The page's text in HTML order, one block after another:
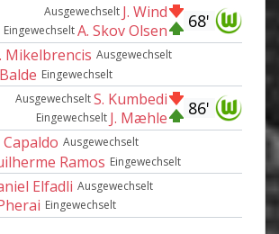
68'
Ausgewechselt J. Wind
EingewechseltA. Skov Olsen
Ausgewechselt
Mikelbrencis
Eingewechselt
86'
AusgewechseltS. Kumbedi
Eingewechselt J. Mæhle
Ausgewechselt
Capaldo
Eingewechselt
Ramos
Ausgewechselt
Elfadli
Eingewechselt